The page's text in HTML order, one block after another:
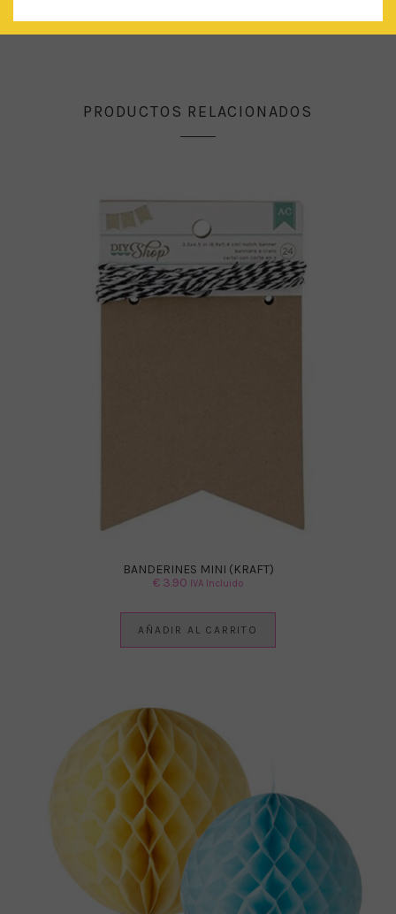
PRODUCTOS RELACIONADOS
BANDERINES MINI (KRAFT)
€3.90 IVA Incluido
AÑADIR AL CARRITO